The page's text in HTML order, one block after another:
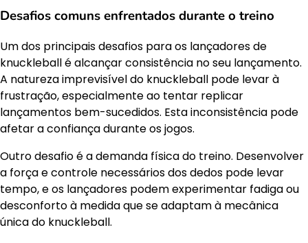
Desafios comuns enfrentados durante o treino
Um dos principais desafios para os lançadores de
knuckleball é alcançar consistência no seu lançamento.
A natureza imprevisível do knuckleball pode levar à
frustração, especialmente ao tentar replicar
lançamentos bem-sucedidos. Esta inconsistência pode
afetar a confiança durante os jogos.
Outro desafio é a demanda física do treino. Desenvolver
a força e controle necessários dos dedos pode levar
tempo, e os lançadores podem experimentar fadiga ou
desconforto à medida que se adaptam à mecânica
única do knuckleball.